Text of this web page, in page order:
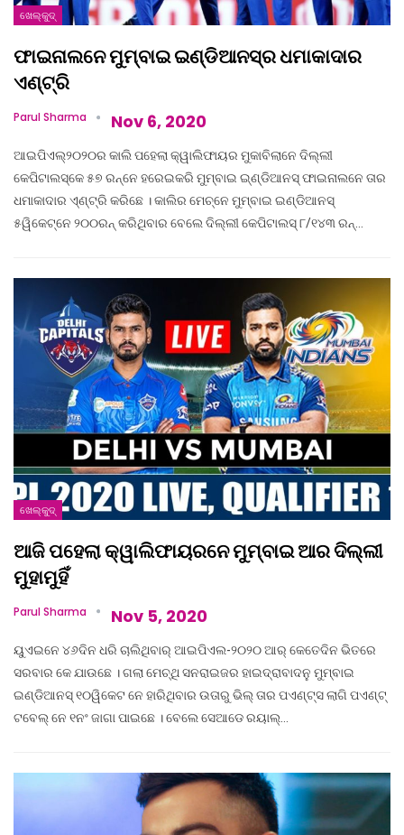
ଖେଲ୍‌କୁଦ୍‌
ଫାଇନାଲନେ ମୁମ୍ବାଇ ଇଣ୍ଡିଆନସ୍‌ର ଧମାକାଦାର
ଏଣ୍ଟ୍ରି
Parul Sharma Nov 6, 2020
ଆଇପିଏଲ୍‌୨୦୨୦ର କାଲି ପହେଲା କ୍ୱାଲିଫାୟର ମୁକାବିଲାନେ ଦିଲ୍ଲୀ
କେପିଟାଲସ୍‌କେ ୫୭ ରନ୍‌ନେ ହରେଇକରି ମୁମ୍ବାଇ ଇ୍‌ଣ୍ଡିଆନସ୍‌ ଫାଇନାଲନେ ତାର
ଧମାକାଦାର ଏ୍‌ଣ୍ଟ୍ରି କରିଛେ । କାଲିର ମେଚ୍‌ନେ ମୁମ୍ବାଇ ଇଣ୍ଡିଆନସ୍‌
୫ୱିକେଟ୍‌ନେ ୨୦୦ରନ୍‌ କରିଥିବାର ବେଲେ ଦିଲ୍ଲୀ କେପିଟାଲସ୍‌ ୮/୧୪୩ ରନ୍‌…
ଖେଲ୍‌କୁଦ୍‌
ଆଜି ପହେଲା କ୍ୱାଲିଫାୟରନେ ମୁମ୍ବାଇ ଆର ଦିଲ୍ଲୀ
ମୁହାମୁହିଁ
Parul Sharma Nov 5, 2020
ୟୁଏଇନେ ୪୬ଦିନ ଧରି ଚାଲିଥିବାର୍‌ ଆଇପିଏଲ-୨୦୨୦ ଆର୍‌ କେତେଦିନ ଭିତରେ
ସରବାର କେ ଯାଉଛେ । ଗଲା ମେଚ୍‌ଥି ସନରାଇଜର ହାଇଦ୍ରାବାଦନୁ ମୁମ୍ବାଇ
ଇଣ୍ଡିଆନସ୍‌ ୧୦ୱିକେଟ ନେ ହାରିଥିବାର ଉତାରୁ ଭିଲ୍‌ ତାର ପଏଣ୍ଟ୍‌ସ ଲାଗି ପଏଣ୍ଟ୍‌
ଟବେଲ୍‌ ନେ ୧ନଂ ଜାଗା ପାଇଛେ । ବେଲେ ସେଆଡେ ରୟାଲ୍‌…